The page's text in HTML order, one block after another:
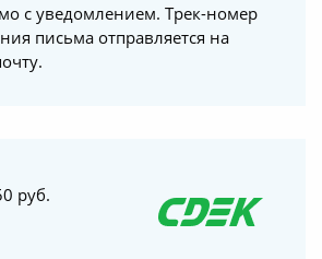
с уведомлением. Трек-номер
письма отправляется на
руб.